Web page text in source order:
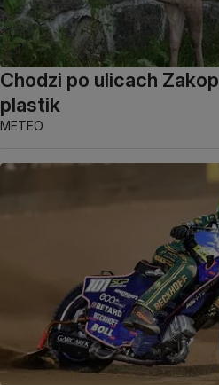
Chodzi po ulicach
plastik
METEO